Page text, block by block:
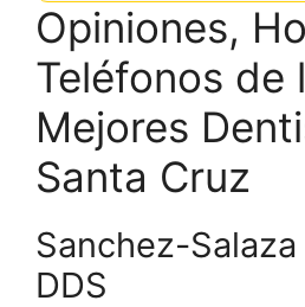
Opiniones,
Teléfonos de
Mejores
Santa Cruz
Sanchez-
DDS